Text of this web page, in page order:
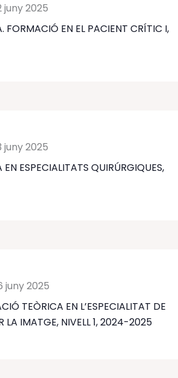
FORMACIÓ EN EL PACIENT CRÍTIC I,
juny 2025
EN ESPECIALITATS QUIRÚRGIQUES,
juny 2025
TEÒRICA EN L’ESPECIALITAT DE
LA IMATGE, NIVELL 1, 2024-2025
juny 2025